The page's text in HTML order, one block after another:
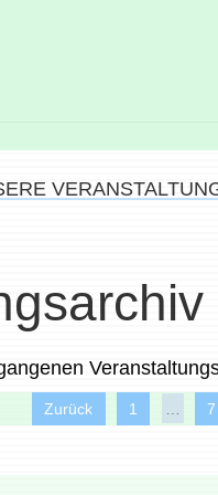
Zurück 1 7